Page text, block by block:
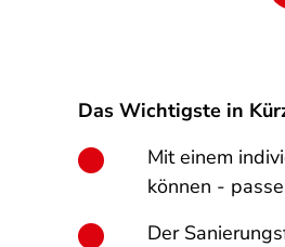
Das Wichtigste in
Mit einem
können -
Der